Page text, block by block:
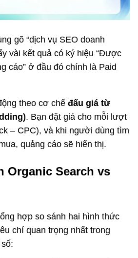
gõ “dịch vụ SEO doanh
vài kết quả có ký hiệu “Được
cáo” ở đầu đó chính là Paid
theo cơ chế đấu giá từ
. Bạn đặt giá cho mỗi lượt
– CPC), và khi người dùng tìm
quảng cáo sẽ hiển thị.
Organic Search vs
hợp so sánh hai hình thức
chí quan trọng nhất trong